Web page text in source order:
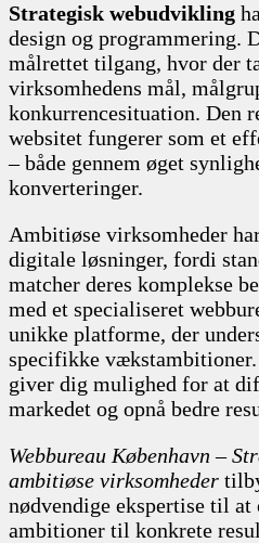
Strategisk webudvikling
design og programmering.
målrettet tilgang, hvor der
virksomhedens mål,
konkurrencesituation. Den
websitet fungerer som et
– både gennem øget
konverteringer.
Ambitiøse virksomheder
digitale løsninger, fordi
matcher deres komplekse
med et specialiseret
unikke platforme, der
specifikke
giver dig mulighed for at
markedet og opnå bedre
Webbureau København –
ambitiøse virksomheder
nødvendige ekspertise til
ambitioner til konkrete